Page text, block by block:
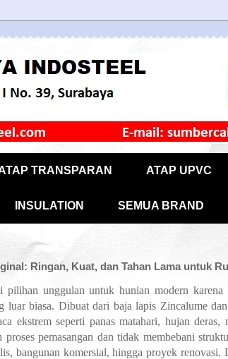
TRANSPARAN ATAP UPVC
INSULATION SEMUA BRAND
Ringan, Kuat, dan Tahan Lama untuk
pilihan unggulan untuk hunian modern karena
luar biasa. Dibuat dari baja lapis Zincalume
ekstrem seperti panas matahari, hujan deras,
pemasangan dan tidak membebani
bangunan komersial, hingga proyek renovasi.